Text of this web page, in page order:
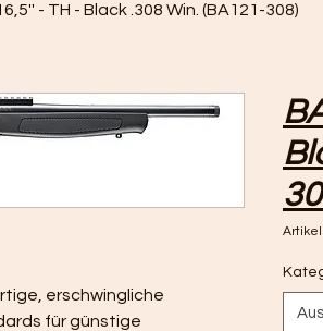
- TH - Black .308 Win. (BA121-308)
erschwingliche
für günstige